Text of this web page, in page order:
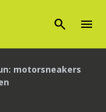
search menu
motorsneakers